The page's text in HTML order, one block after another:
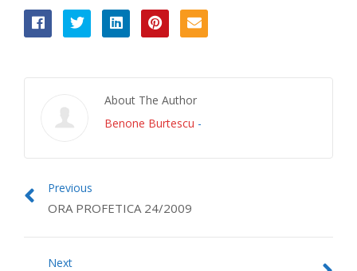
About The Author
Benone Burtescu -
Previous
ORA PROFETICA 24/2009
Next